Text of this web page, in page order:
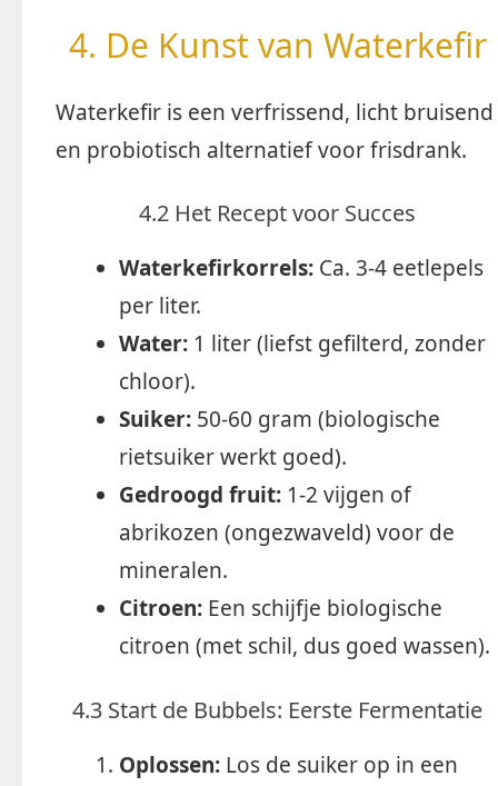
4. De Kunst van Waterkefir
Waterkefir is een verfrissend, licht bruisend
en probiotisch alternatief voor frisdrank.
4.2 Het Recept voor Succes
Waterkefirkorrels: Ca. 3-4 eetlepels
per liter.
Water: 1 liter (liefst gefilterd, zonder
chloor).
Suiker: 50-60 gram (biologische
rietsuiker werkt goed).
Gedroogd fruit: 1-2 vijgen of
abrikozen (ongezwaveld) voor de
mineralen.
Citroen: Een schijfje biologische
citroen (met schil, dus goed wassen).
4.3 Start de Bubbels: Eerste Fermentatie
Oplossen: Los de suiker op in een